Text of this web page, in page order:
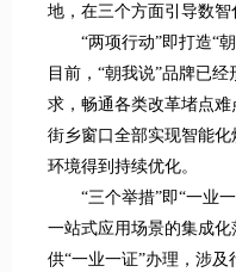
地，在三个方面引导数智
“两项行动”即打造“
目前，“朝我说”品牌已
求，畅通各类改革堵点难
街乡窗口全部实现智能
环境得到持续优化。
“三个举措”即“一业
一站式应用场景的集成
供“一业一证”办理，涉